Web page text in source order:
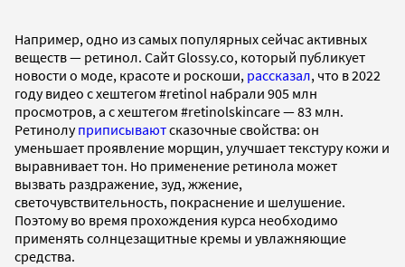
Например, одно из самых популярных сейчас активных
веществ — ретинол. Сайт Glossy.co, который публикует
новости о моде, красоте и роскоши, рассказал, что в 2022
году видео с хештегом #retinol набрали 905 млн
просмотров, а с хештегом #retinolskincare — 83 млн.
Ретинолуприписываютсказочные свойства: он
уменьшает проявление морщин, улучшает текстуру кожи и
выравнивает тон. Но применение ретинола может
вызвать раздражение, зуд, жжение,
светочувствительность, покраснение и шелушение.
Поэтому во время прохождения курса необходимо
применять солнцезащитные кремы и увлажняющие
средства.